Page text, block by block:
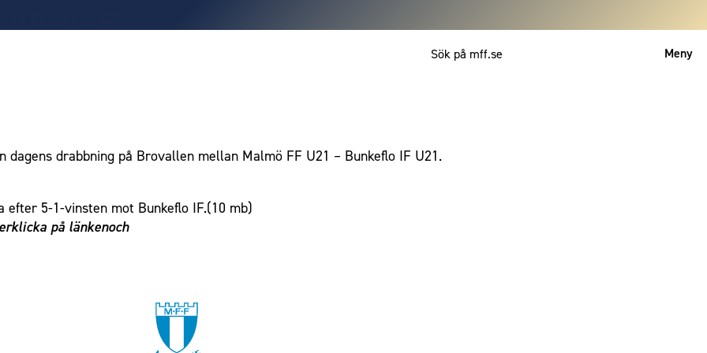
Meny
drabbning på Brovallen mellan Malmö FF U21 – Bunkeflo IF U21.
5-1-vinsten mot Bunkeflo IF.(10 mb)
på länkenoch